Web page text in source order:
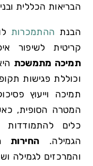
הבריאות הכללית
הבנת ההתמכרות
קריטית לשיפור
תמיכה מתמשכת
וכוללת פגישות
תמיכה וייעוץ
המטרה‍ הסופית,
כלים
הגמילה. החירות
והמרכזים ⁢לגמילה⁤